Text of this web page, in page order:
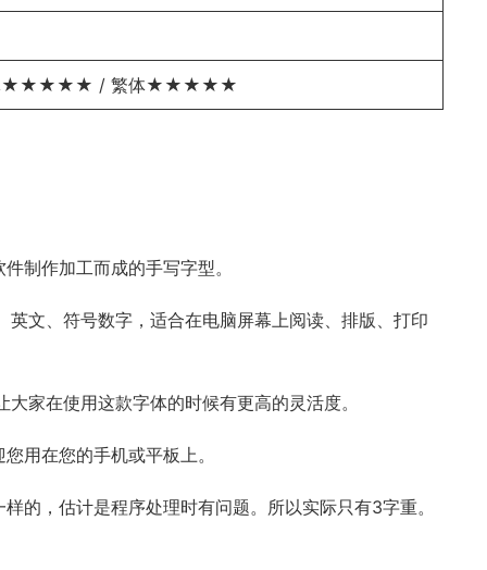
体★★★★★ / 繁体★★★★★
制作加工而成的手写字型。
文、符号数字，适合在电脑屏幕上阅读、排版、打印
家在使用这款字体的时候有更高的灵活度。
用在您的手机或平板上。
的，估计是程序处理时有问题。所以实际只有3字重。